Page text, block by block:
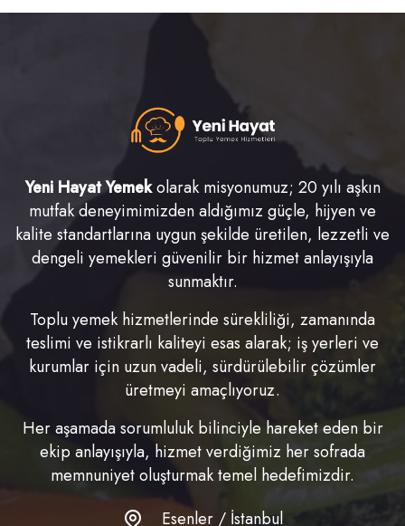
Yeni Hayat Yemekolarak misyonumuz; 20 yılı aşkın
mutfak deneyimimizden aldığımız güçle, hijyen ve
kalite standartlarına uygun şekilde üretilen, lezzetli ve
dengeli yemekleri güvenilir bir hizmet anlayışıyla
sunmaktır.
Toplu yemek hizmetlerinde sürekliliği, zamanında
teslimi ve istikrarlı kaliteyi esas alarak; iş yerleri ve
kurumlar için uzun vadeli, sürdürülebilir çözümler
üretmeyi amaçlıyoruz.
Her aşamada sorumluluk bilinciyle hareket eden bir
ekip anlayışıyla, hizmet verdiğimiz her sofrada
memnuniyet oluşturmak temel hedefimizdir.
Esenler / İstanbul